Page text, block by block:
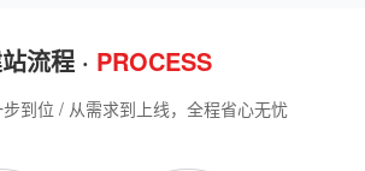
不同，报价差异较大，结合我们的实际套
的价格体系，供云和企业参考，杜绝隐形消
套餐